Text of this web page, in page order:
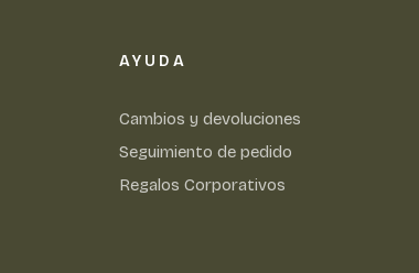
AYUDA
Cambios y devoluciones
Seguimiento de pedido
Regalos Corporativos